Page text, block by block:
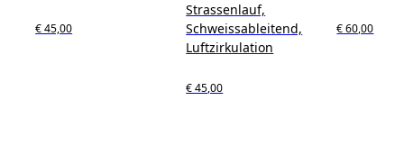
€ 45,00
Strassenlauf,
Schweissableitend,
Luftzirkulation
€ 45,00
€ 60,00